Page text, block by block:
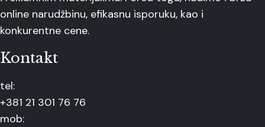
online narudžbinu, efikasnu isporuku, kao i
konkurentne cene.
Kontakt
tel:
+381 21 301 76 76
mob: